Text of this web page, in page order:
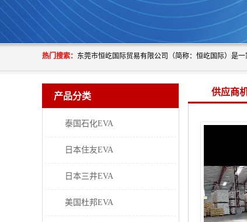
热门搜索：
产品分类
泰国石化EVA
日本住友EVA
日本三井EVA
美国杜邦EVA
供应商